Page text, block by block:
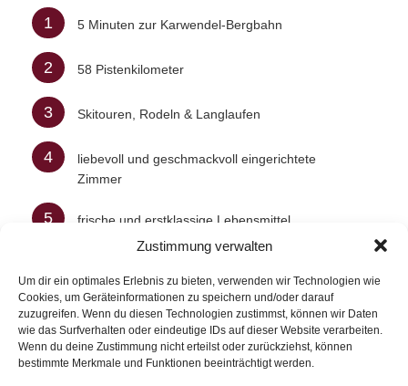
Zustimmung verwalten
Um dir ein optimales Erlebnis zu bieten, verwenden wir Technologien wie
Cookies, um Geräteinformationen zu speichern und/oder darauf
zuzugreifen. Wenn du diesen Technologien zustimmst, können wir Daten
wie das Surfverhalten oder eindeutige IDs auf dieser Website verarbeiten.
Wenn du deine Zustimmung nicht erteilst oder zurückziehst, können
bestimmte Merkmale und Funktionen beeinträchtigt werden.
1 5 Minuten zur Karwendel-Bergbahn
2 58 Pistenkilometer
3 Skitouren, Rodeln & Langlaufen
4
liebevoll und geschmackvoll eingerichtete
Zimmer
5 frische und erstklassige Lebensmittel
7 Spa-Bereich mit Whirlpool, Sauna uvm.